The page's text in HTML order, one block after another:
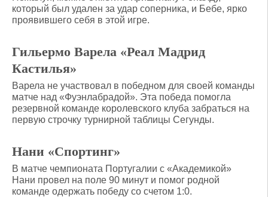
который был удален за удар соперника, и Бебе, ярко
проявившего себя в этой игре.
Гильермо Варела «Реал Мадрид
Кастилья»
Варела не участвовал в победном для своей команды
матче над «Фуэнлабрадой». Эта победа помогла
резервной команде королевского клуба забраться на
первую строчку турнирной таблицы Сегунды.
Нани «Спортинг»
В матче чемпионата Португалии с «Академикой»
Нани провел на поле 90 минут и помог родной
команде одержать победу со счетом 1:0.